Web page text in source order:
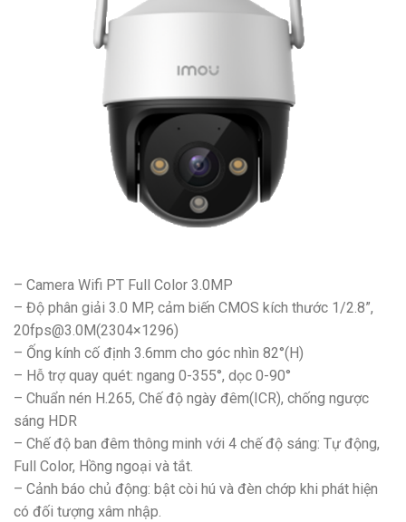
– Camera Wifi PT Full Color 3.0MP
– Độ phân giải 3.0 MP, cảm biến CMOS kích thước 1/2.8”,
20fps@3.0M(2304×1296)
– Ống kính cố định 3.6mm cho góc nhìn 82°(H)
– Hỗ trợ quay quét: ngang 0-355°, dọc 0-90°
– Chuẩn nén H.265, Chế độ ngày đêm(ICR), chống ngược
sáng HDR
– Chế độ ban đêm thông minh với 4 chế độ sáng: Tự động,
Full Color, Hồng ngoại và tắt.
– Cảnh báo chủ động: bật còi hú và đèn chớp khi phát hiện
có đối tượng xâm nhập.